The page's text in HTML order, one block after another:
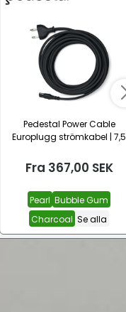
Pedestal Power Cable
Europlugg strömkabel | 7,5
Fra 367,00 SEK
Pearl Bubble Gum
Charcoal Se alla